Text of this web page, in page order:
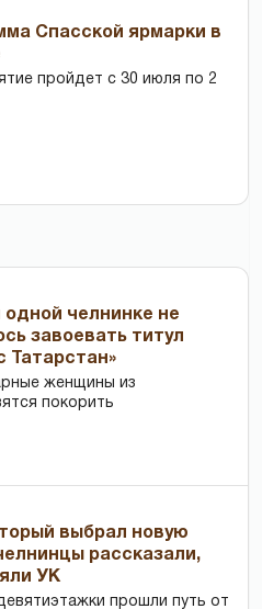
Спасской ярмарки в
пройдет с 30 июля по 2
одной челнинке не
завоевать титул
Татарстан»
женщины из
покорить
выбрал новую
рассказали,
УК
прошли путь от